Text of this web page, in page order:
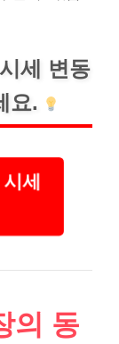
세 변동
요.
세
의 동